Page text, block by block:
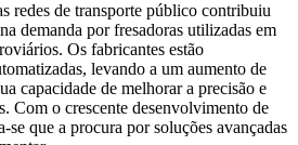
redes de transporte público contribuiu
demanda por fresadoras utilizadas em
Os fabricantes estão
levando a um aumento de
capacidade de melhorar a precisão e
Com o crescente desenvolvimento de
se que a procura por soluções avançadas